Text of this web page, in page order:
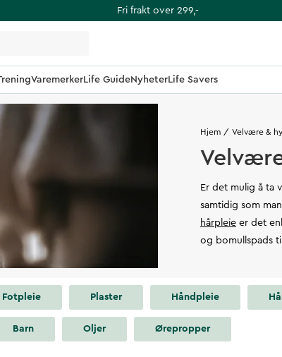
Fri frakt over 299,-
VaremerkerLife GuideNyheterLife Savers
Hjem Velvære &
Er det mulig å ta
samtidig som
hårpleie er det
og bomullspads til
Fotpleie Plaster Håndpleie
Barn Oljer Ørepropper